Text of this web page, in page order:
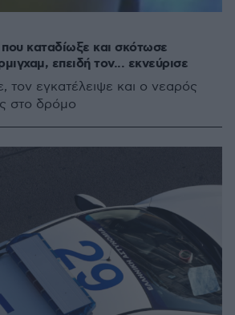
καταδίωξε και σκότωσε
επειδή τον... εκνεύρισε
τον εγκατέλειψε και ο νεαρός
στο δρόμο